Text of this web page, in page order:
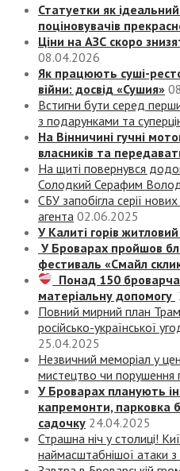
Статуетки як
поціновувачів
Ціни на АЗС скоро
08.04.2026
Як працюють суші-
війни: досвід «Сушия»
Встигни бути серед
з подарунками та
На Вінничині гучні
власників та
На щиті повернувся
Солодкий Серафим
СБУ запобігла серії
агента 02.06.2025
У Калиті горів
У Броварах пройшов
фестиваль «Смайл
Понад 150
матеріальну допомогу
Повний мирний план
російсько-української
25.04.2025
Незвичний меморіал у
мистецтво чи порушення
У Броварах планують
капремонти, парковка
садочку 24.04.2025
Страшна ніч у столиці!
наймасштабнішої атаки з